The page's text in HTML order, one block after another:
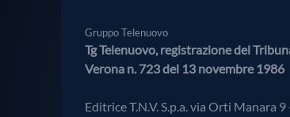
Gruppo Telenuovo
Tg Telenuovo, registrazione del
Verona n. 723 del 13 novembre 1986
Editrice T.N.V. S.p.a. via Orti Manara